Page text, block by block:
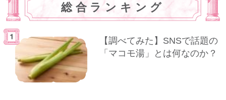
総合ランキング
【調べてみた】SNSで話題の
「マコモ湯」とは何なのか？